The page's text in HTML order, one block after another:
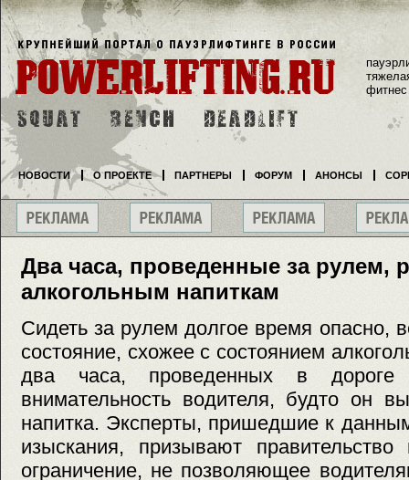
Два часа, проведенные за рулем,
алкогольным напиткам
Сидеть за рулем долгое время опасно,
состояние, схожее с состоянием
два часа, проведенных в
внимательность водителя, будто он
напитка. Эксперты, пришедшие к
изыскания, призывают правительство
ограничение, не позволяющее
фитнес
НОВОСТИ О ПРОЕКТЕ ПАРТНЕРЫ ФОРУМ АНОНСЫ